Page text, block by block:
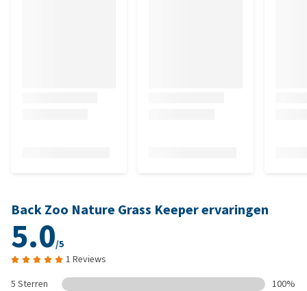
Back Zoo Nature Grass Keeper ervaringen
5.0/5
1 Reviews
5 Sterren
100%